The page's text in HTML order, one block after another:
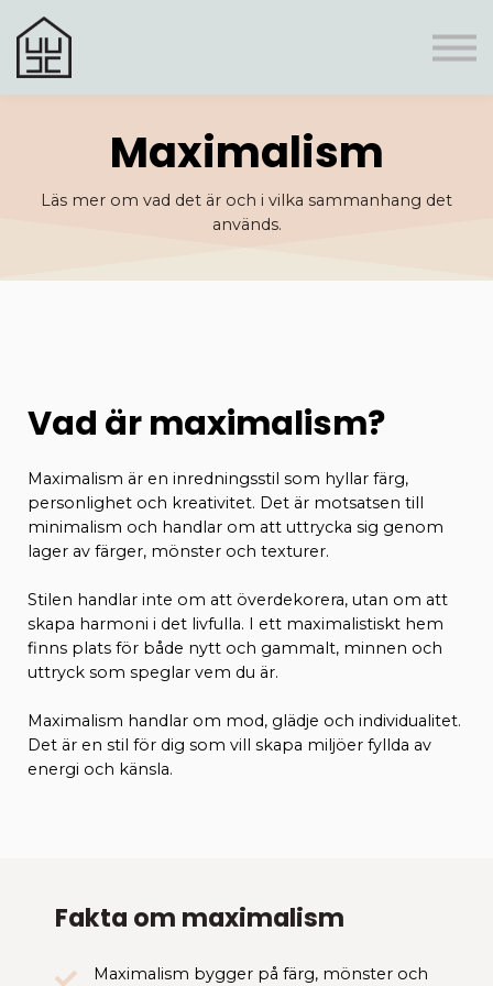
Logga In
Maximalism
Läs mer om vad det är och i vilka sammanhang det
används.
Vad är maximalism?
Maximalism är en inredningsstil som hyllar färg,
personlighet och kreativitet. Det är motsatsen till
minimalism och handlar om att uttrycka sig genom
lager av färger, mönster och texturer.
Stilen handlar inte om att överdekorera, utan om att
skapa harmoni i det livfulla. I ett maximalistiskt hem
finns plats för både nytt och gammalt, minnen och
uttryck som speglar vem du är.
Maximalism handlar om mod, glädje och individualitet.
Det är en stil för dig som vill skapa miljöer fyllda av
energi och känsla.
Fakta om maximalism
Maximalism bygger på färg, mönster och